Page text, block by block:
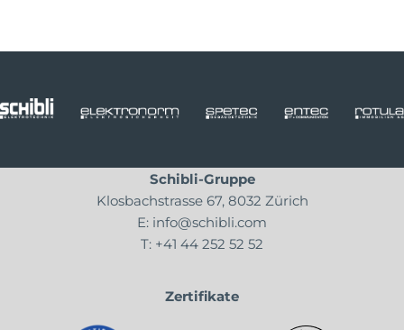
Schibli-Gruppe
Klosbachstrasse 67, 8032 Zürich
E: info@schibli.com
T: +41 44 252 52 52
Zertifikate